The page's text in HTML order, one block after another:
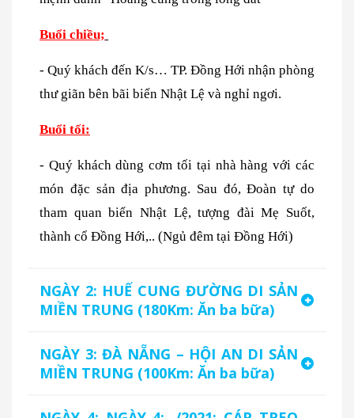
Buổi chiều;
- Quý khách đến K/s… TP. Đồng Hới nhận phòng
thư giãn bên bãi biển Nhật Lệ và nghỉ ngơi.
Buổi tối:
- Quý khách dùng cơm tối tại nhà hàng với các
món đặc sản địa phương. Sau đó, Đoàn tự do
tham quan biển Nhật Lệ, tượng đài Mẹ Suốt,
thành cổ Đồng Hới,.. (Ngủ đêm tại Đồng Hới)
NGÀY 2: HUẾ CUNG ĐƯỜNG DI SẢN
MIỀN TRUNG (180Km: Ăn ba bữa)
NGÀY 3: ĐÀ NẴNG – HỘI AN DI SẢN
MIỀN TRUNG (100Km: Ăn ba bữa)